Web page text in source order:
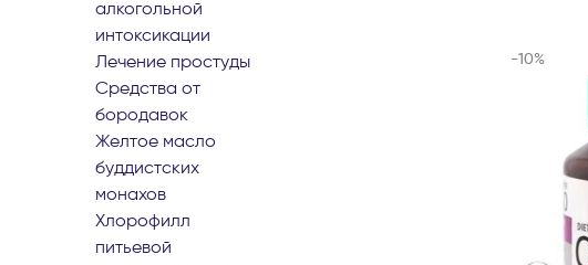
алкогольной
интоксикации
лечение простуды
средства от
бородавок
желтое масло
буддистских
монахов
хлорофилл
питьевой
-10%